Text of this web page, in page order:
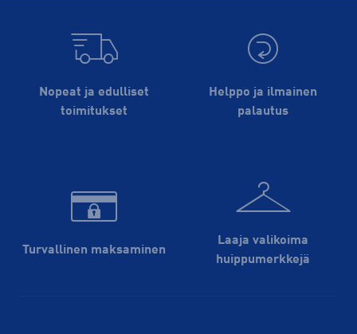
Nopeat ja edulliset
toimitukset
Helppo ja ilmainen
palautus
Turvallinen maksaminen
Laaja valikoima
huippu­merkkejä